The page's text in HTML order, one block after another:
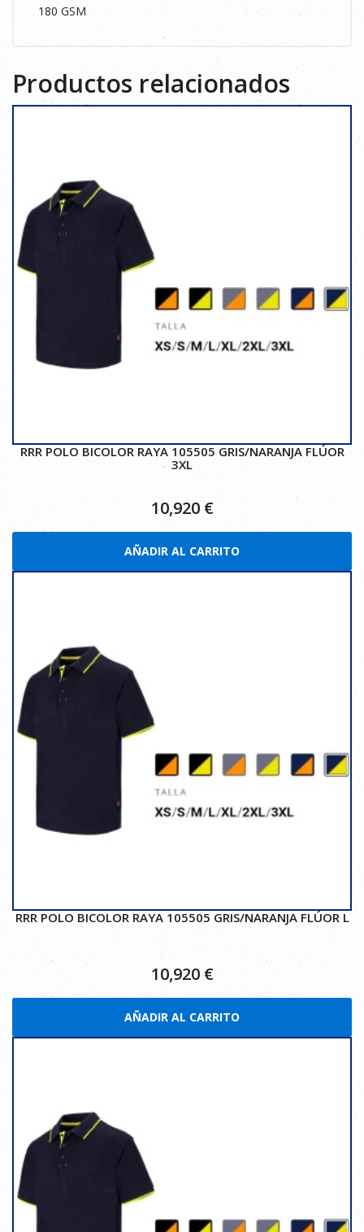
180 GSM
Productos relacionados
RRR POLO BICOLOR RAYA 105505 GRIS/NARANJA FLÚOR
3XL
10,920€
AÑADIR AL CARRITO
RRR POLO BICOLOR RAYA 105505 GRIS/NARANJA FLÚOR L
10,920 €
AÑADIR AL CARRITO